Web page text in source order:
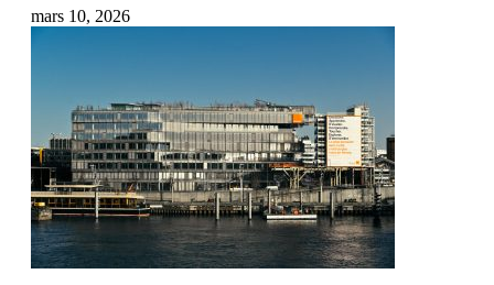
mars 10, 2026